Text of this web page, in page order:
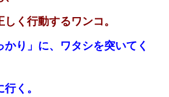
く行動するワンコ。
り」に、ワタシを突いてく
く。